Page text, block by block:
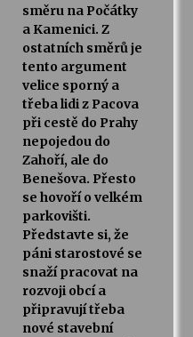
směru na Počátky
a Kamenici. Z
ostatních směrů je
tento argument
velice sporný a
třeba lidi z Pacova
při cestě do Prahy
nepojedou do
Zahoří, ale do
Benešova. Přesto
se hovoří o velkém
parkovišti.
Představte si, že
páni starostové se
snaží pracovat na
rozvoji obcí a
připravují třeba
nové stavební